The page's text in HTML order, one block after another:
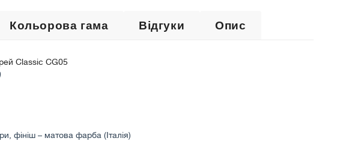
Кольорова гама Відгуки Опис
Classic CG05
фініш – матова фарба (Італія)